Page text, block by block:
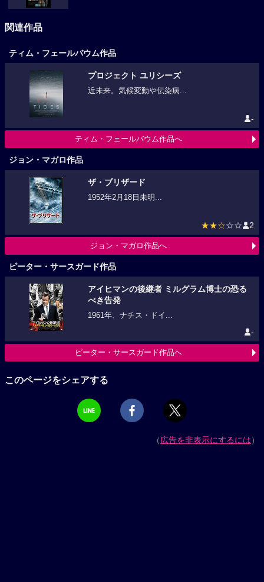
関連作品
ティム・フェールバウム作品
プロジェクト ユリシーズ
近未来。気候変動や伝染病...
-
ティム・フェールバウム作品へ
ジョン・マガロ作品
ザ・ブリザード
1952年2月18日未明...
★★☆☆☆ 2
ジョン・マガロ作品へ
ピーター・サースガード作品
アイヒマンの後継者 ミルグラム博士の恐る
べき告発
1961年、ナチス・ドイ...
-
ピーター・サースガード作品へ
このページをシェアする
（広告を非表示にするには）